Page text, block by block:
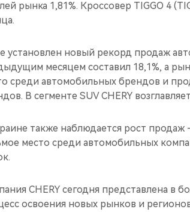
рынка 1,81%. Кроссовер TIGGO 4
установлен новый рекорд продаж
месяцем составил 18,1%, а
среди автомобильных брендов и
В сегменте SUV CHERY
также наблюдается рост продаж
место среди автомобильных
CHERY сегодня представлена в
освоения новых рынков и